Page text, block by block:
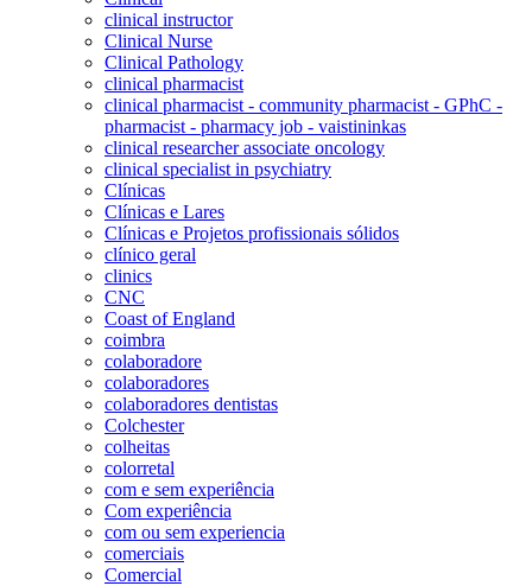
clinical instructor
Clinical Nurse
Clinical Pathology
clinical pharmacist
clinical pharmacist - community pharmacist - GPhC -
pharmacist - pharmacy job - vaistininkas
clinical researcher associate oncology
clinical specialist in psychiatry
Clínicas
Clínicas e Lares
Clínicas e Projetos profissionais sólidos
clínico geral
clinics
CNC
Coast of England
coimbra
colaboradore
colaboradores
colaboradores dentistas
Colchester
colheitas
colorretal
com e sem experiência
Com experiência
com ou sem experiencia
comerciais
Comercial